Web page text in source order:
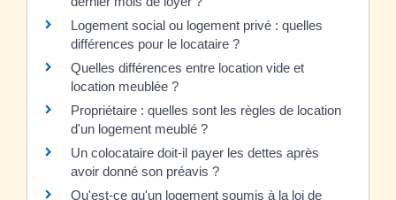
Logement social ou logement privé : quelles
différences pour le locataire ?
Quelles différences entre location vide et
location meublée ?
Propriétaire : quelles sont les règles de location
d'un logement meublé ?
Un colocataire doit-il payer les dettes après
avoir donné son préavis ?
Qu'est-ce qu'un logement soumis à la loi de